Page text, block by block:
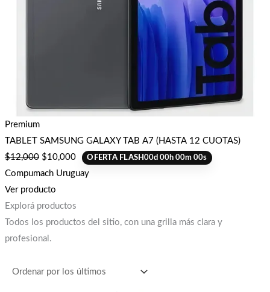
Premium
TABLET SAMSUNG GALAXY TAB A7 (HASTA 12 CUOTAS)
$12,000 $10,000 OFERTA FLASH00d00h00m00s
Compumach Uruguay
Ver producto
Explorá productos
Todos los productos del sitio, con una grilla más clara y
profesional.